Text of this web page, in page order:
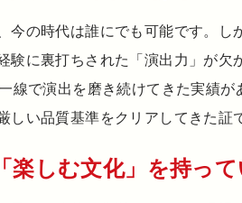
今の時代は誰にでも可能です。
に裏打ちされた「演出力」が欠
線で演出を磨き続けてきた実績
い品質基準をクリアしてきた証
楽しむ文化」を持っ